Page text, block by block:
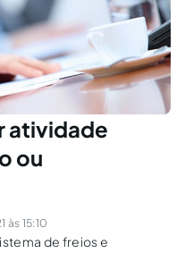
atividade
ou
às 15:10
de freios e